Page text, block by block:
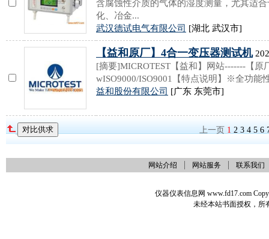
含腐蚀性介质的气体的湿度测量，尤其适
化、冶金...
武汉德试电气有限公司 [湖北 武汉市]
【益和原厂】4合一变压器测试机
[摘要]MICROTEST【益和】网站-------【原
wISO9000/ISO9001【特点说明】※全功
益和股份有限公司 [广东 东莞市]
上一页 1 2 3 4 5 6
网站介绍 网站服务 联系我们
仪器仪表信息网 www.fd17.com
未经本站书面授权，所